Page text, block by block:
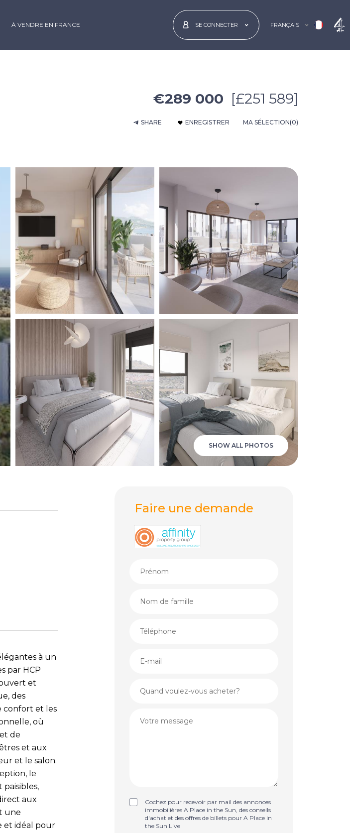
À VENDRE EN FRANCE SE CONNECTER FRANÇAIS
€289 000 [£251 589]
SHARE ENREGISTRER MA SÉLECTION(0)
SHOW ALL PHOTOS
à un
par HCP
et
des
confort et les
où
de
et aux
et le salon.
le
aux
une
et idéal pour
Faire une demande
Cochez pour recevoir par mail des annonces
immobilières A Place in the Sun, des conseils
d'achat et des offres de billets pour A Place in
the Sun Live